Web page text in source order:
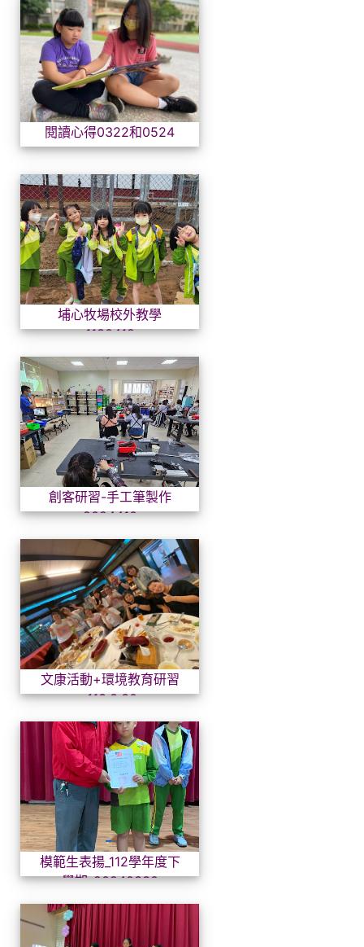
閱讀心得0322和0524
埔心牧場校外教學1130418
埔心牧場校外教學
1130418
創客研習-手工筆製作
創客研習-手工筆製作
2024410
文康活動+環境教育研習
文康活動+環境教育研習
_113.3.30
模範生表揚_112學年度下
學期_20240330